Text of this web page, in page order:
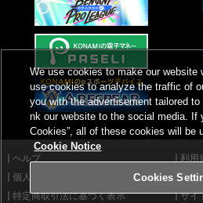
ヘルプ
利用
個人情報等保護方針
外部
特定商取引法に基づく表示
サイ
We use cookies to make our website
use cookies to analyze the traffic of
you with the advertisement tailored
nk our website to the social media. If
Cookies”, all of these cookies will be
Cookie Notice
Cookies